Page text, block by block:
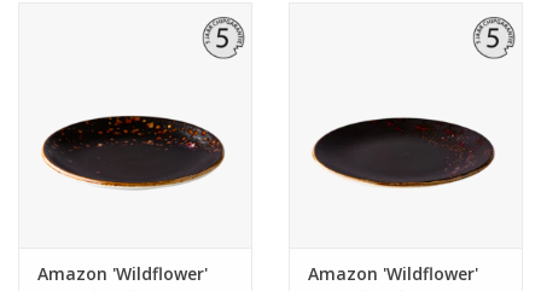
Amazon 'Wildflower'
Amazon 'Wildflower'